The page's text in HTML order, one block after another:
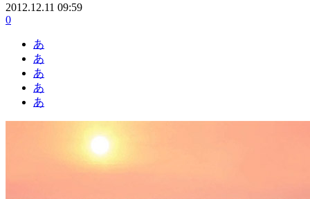
2012.12.11 09:59
0
あ
あ
あ
あ
あ